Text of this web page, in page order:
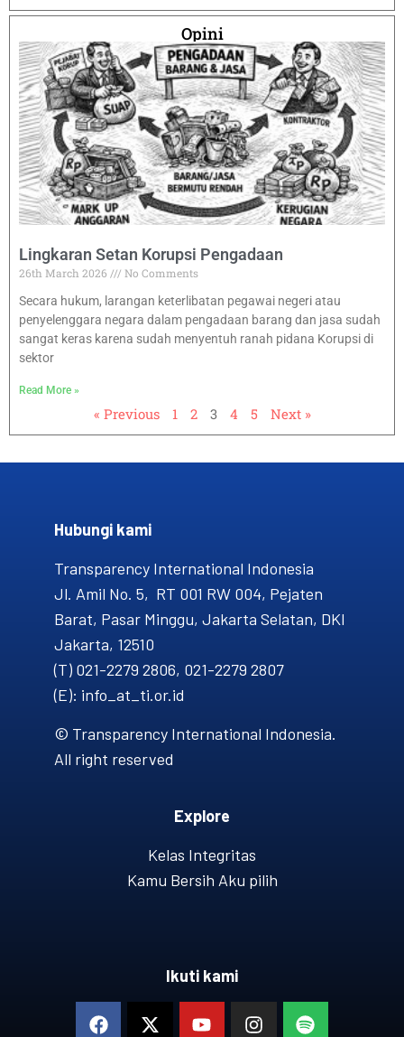
Opini
Lingkaran Setan Korupsi Pengadaan
26th March 2026
No Comments
Secara hukum, larangan keterlibatan pegawai negeri atau
penyelenggara negara dalam pengadaan barang dan jasa sudah
sangat keras karena sudah menyentuh ranah pidana Korupsi di
sektor
Read More »
« Previous 1 2 3 4 5 Next »
Hubungi kami​
Transparency International Indonesia
Jl. Amil No. 5, RT 001 RW 004, Pejaten
Barat, Pasar Minggu, Jakarta Selatan, DKI
Jakarta, 12510
(T) 021-2279 2806, 021-2279 2807
(E): info_at_ti.or.id
© Transparency International Indonesia.
All right reserved
Explore
Kelas Integritas
Kamu Bersih Aku pilih
Ikuti kami